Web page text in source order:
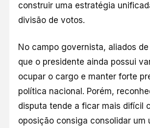
construir uma estratégia
divisão de votos.
No campo governista, aliados
que o presidente ainda possui
ocupar o cargo e manter forte
política nacional. Porém,
disputa tende a ficar mais difícil
oposição consiga consolidar um